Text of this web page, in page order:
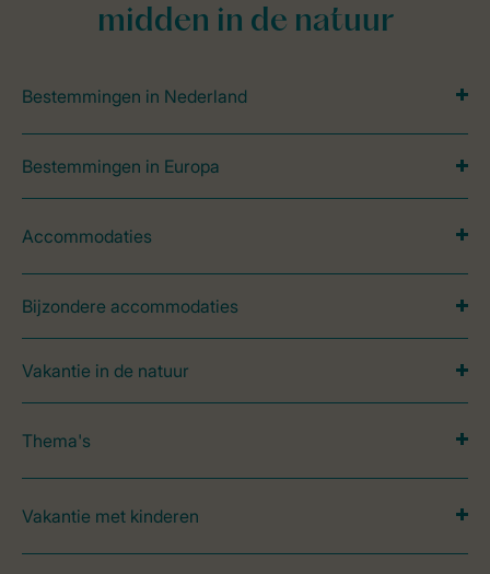
midden in de natuur
Bestemmingen in Nederland
Bestemmingen in Europa
Accommodaties
Bijzondere accommodaties
Vakantie in de natuur
Thema's
Vakantie met kinderen